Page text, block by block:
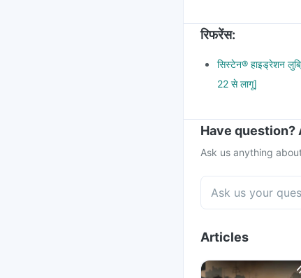
रिफरेंस:
सिस्टेन® हाइड्रेशन
22 से लागू]
Have question?
Ask us anything
Articles